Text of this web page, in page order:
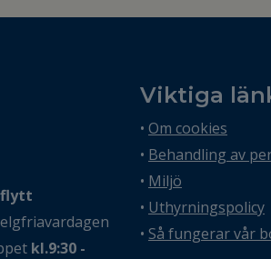
kl.9:30 -
Viktiga
• Om cookies
• Behandling av
• Miljö
• Uthyrningspolicy
• Så fungerar vår